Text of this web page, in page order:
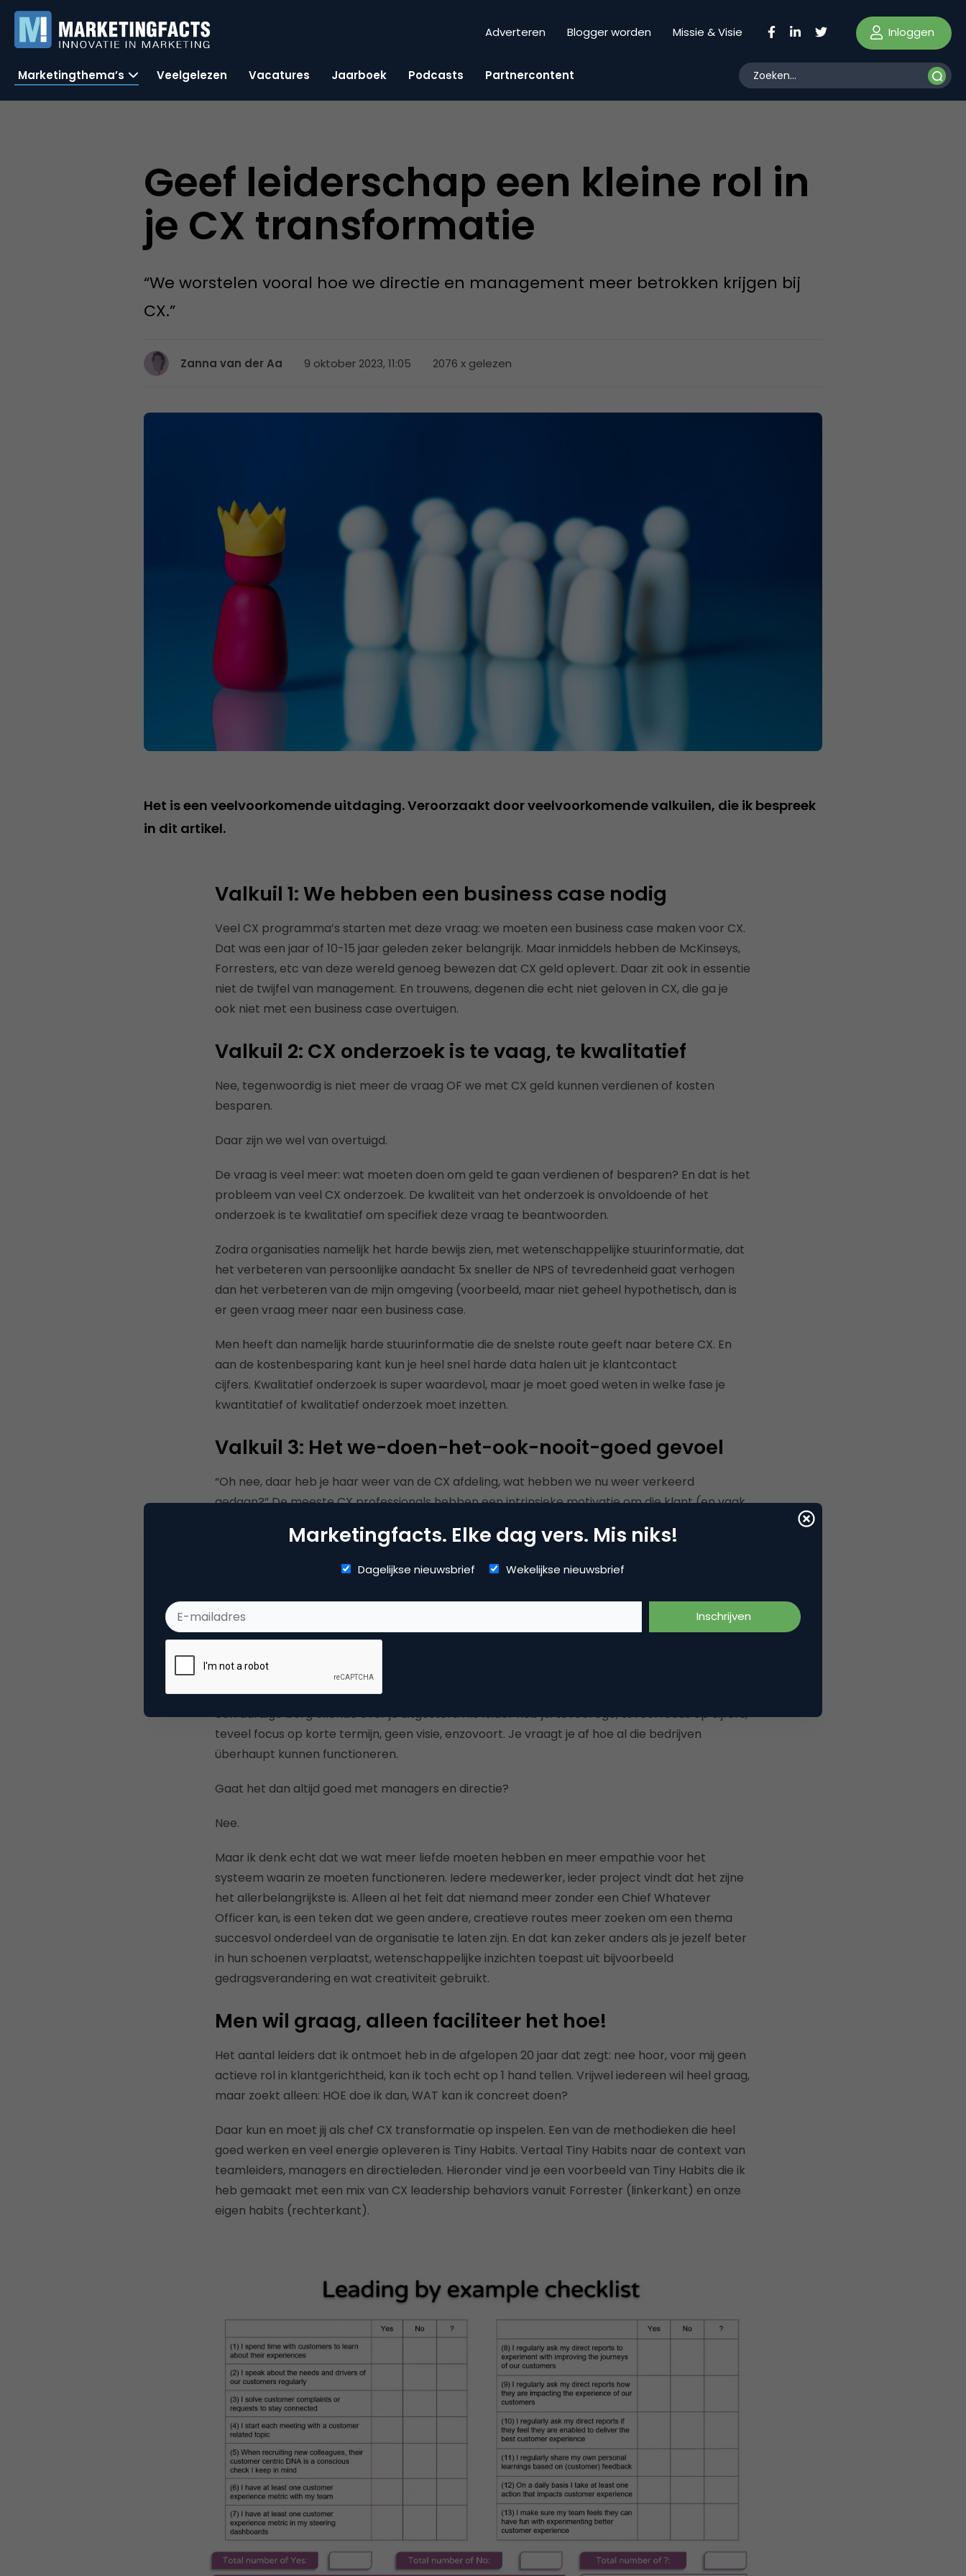
Adverteren Blogger worden Missie & Visie Inloggen
Marketingthema’s Veelgelezen Vacatures Jaarboek Podcasts Partnercontent
Geef leiderschap een kleine rol in
je CX transformatie
“We worstelen vooral hoe we directie en management meer betrokken krijgen bij
CX.”
Zanna van der Aa 9 oktober 2023, 11:05 2076 x gelezen
Het is een veelvoorkomende uitdaging. Veroorzaakt door veelvoorkomende valkuilen, die ik bespreek
in dit artikel.
Valkuil 1: We hebben een business case nodig
Veel CX programma’s starten met deze vraag: we moeten een business case maken voor CX.
Dat was een jaar of 10-15 jaar geleden zeker belangrijk. Maar inmiddels hebben de McKinseys,
Forresters, etc van deze wereld genoeg bewezen dat CX geld oplevert. Daar zit ook in essentie
niet de twijfel van management. En trouwens, degenen die echt niet geloven in CX, die ga je
ook niet met een business case overtuigen.
Valkuil 2: CX onderzoek is te vaag, te kwalitatief
Nee, tegenwoordig is niet meer de vraag OF we met CX geld kunnen verdienen of kosten
besparen.
Daar zijn we wel van overtuigd.
De vraag is veel meer: wat moeten doen om geld te gaan verdienen of besparen? En dat is het
probleem van veel CX onderzoek. De kwaliteit van het onderzoek is onvoldoende of het
onderzoek is te kwalitatief om specifiek deze vraag te beantwoorden.
Zodra organisaties namelijk het harde bewijs zien, met wetenschappelijke stuurinformatie, dat
het verbeteren van persoonlijke aandacht 5x sneller de NPS of tevredenheid gaat verhogen
dan het verbeteren van de mijn omgeving (voorbeeld, maar niet geheel hypothetisch, dan is
er geen vraag meer naar een business case.
Men heeft dan namelijk harde stuurinformatie die de snelste route geeft naar betere CX. En
aan de kostenbesparing kant kun je heel snel harde data halen uit je klantcontact
cijfers. Kwalitatief onderzoek is super waardevol, maar je moet goed weten in welke fase je
kwantitatief of kwalitatief onderzoek moet inzetten.
Valkuil 3: Het we-doen-het-ook-nooit-goed gevoel
“Oh nee, daar heb je haar weer van de CX afdeling, wat hebben we nu weer verkeerd
gedaan?”De meeste CX professionals hebben een intrinsieke motivatie om die klant (en vaak
denkt dat je de wijsheid in pacht hebt over wat goed is.En dat je door die sterke focus op de
directieleden ook moeten afwegen.
Meer liefde voor leiders
Ik benijd de huidige leiders niet. Google voor de gein maar eens op leiderschap.
een aardige berg ellende over je uitgestort.Als leider heb je: teveel ego, teveel focus op cijfers,
teveel focus op korte termijn, geen visie, enzovoort. Je vraagt je af hoe al die bedrijven
überhaupt kunnen functioneren.
Gaat het dan altijd goed met managers en directie?
Nee.
Maar ik denk echt dat we wat meer liefde moeten hebben en meer empathie voor het
systeem waarin ze moeten functioneren. Iedere medewerker, ieder project vindt dat het zijne
het allerbelangrijkste is. Alleen al het feit dat niemand meer zonder een Chief Whatever
Officer kan, is een teken dat we geen andere, creatieve routes meer zoeken om een thema
succesvol onderdeel van de organisatie te laten zijn. En dat kan zeker anders als je jezelf beter
in hun schoenen verplaatst, wetenschappelijke inzichten toepast uit bijvoorbeeld
gedragsverandering en wat creativiteit gebruikt.
Men wil graag, alleen faciliteer het hoe!
Het aantal leiders dat ik ontmoet heb in de afgelopen 20 jaar dat zegt: nee hoor, voor mij geen
actieve rol in klantgerichtheid, kan ik toch echt op 1 hand tellen. Vrijwel iedereen wil heel graag,
maar zoekt alleen: HOE doe ik dan, WAT kan ik concreet doen?
Daar kun en moet jij als chef CX transformatie op inspelen. Een van de methodieken die heel
goed werken en veel energie opleveren is Tiny Habits. Vertaal Tiny Habits naar de context van
teamleiders, managers en directieleden. Hieronder vind je een voorbeeld van Tiny Habits die ik
heb gemaakt met een mix van CX leadership behaviors vanuit Forrester (linkerkant) en onze
eigen habits (rechterkant).
Marketingfacts. Elke dag vers. Mis niks!
Dagelijkse nieuwsbrief Wekelijkse nieuwsbrief